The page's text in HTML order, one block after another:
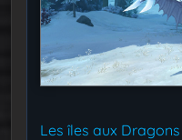
Les îles aux